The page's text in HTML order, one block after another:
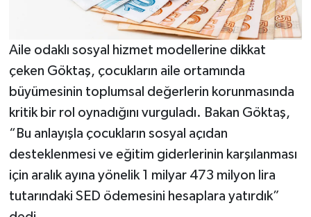
Aile odaklı sosyal hizmet modellerine dikkat
çeken Göktaş, çocukların aile ortamında
büyümesinin toplumsal değerlerin korunmasında
kritik bir rol oynadığını vurguladı. Bakan Göktaş,
“Bu anlayışla çocukların sosyal açıdan
desteklenmesi ve eğitim giderlerinin karşılanması
için aralık ayına yönelik 1 milyar 473 milyon lira
tutarındaki SED ödemesini hesaplara yatırdık”